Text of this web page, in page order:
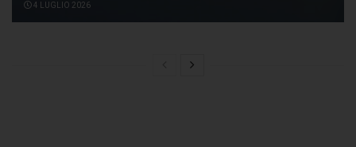
4 LUGLIO 2026